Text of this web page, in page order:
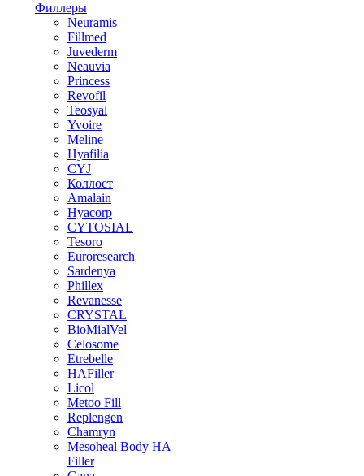
Филлеры
Neuramis
Fillmed
Juvederm
Neauvia
Princess
Revofil
Teosyal
Yvoire
Meline
Hyafilia
CYJ
Коллост
Amalain
Hyacorp
CYTOSIAL
Tesoro
Euroresearch
Sardenya
Phillex
Revanesse
CRYSTAL
BioMialVel
Celosome
Etrebelle
HAFiller
Licol
Metoo Fill
Replengen
Chamryn
Mesoheal Body HA
Filler